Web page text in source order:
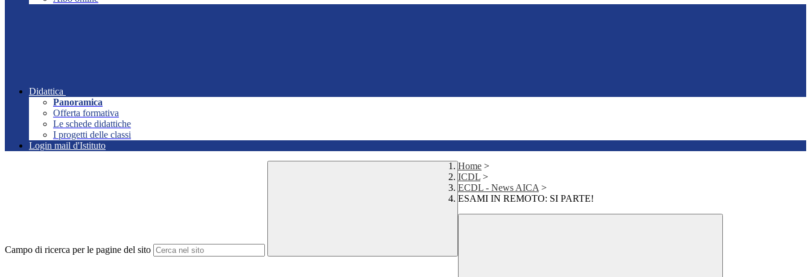
Didattica
Panoramica
Offerta formativa
Le schede didattiche
I progetti delle classi
Login mail d'Istituto
Campo di ricerca per le pagine del sito
Home >
ICDL >
ECDL - News AICA >
ESAMI IN REMOTO: SI PARTE!